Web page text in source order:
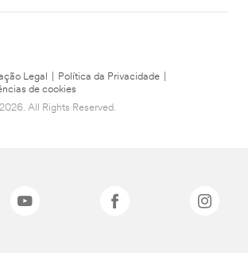
Legal Política da Privacidade
de cookies
All Rights Reserved.